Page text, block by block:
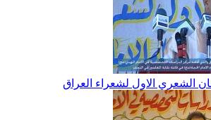
الشعري الاول لشعراء العراق